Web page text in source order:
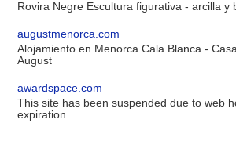
Rovira Negre Escultura figurativa - arcilla y
augustmenorca.com
Alojamiento en Menorca Cala Blanca -
August
awardspace.com
This site has been suspended due to web
expiration